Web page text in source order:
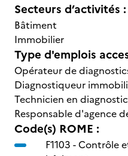
Secteurs d’activités :
Bâtiment
Immobilier
Type d'emplois
Opérateur de
Diagnostiqueur
Technicien en
Responsable d'agence
Code(s) ROME :
F1103 -Contrôle